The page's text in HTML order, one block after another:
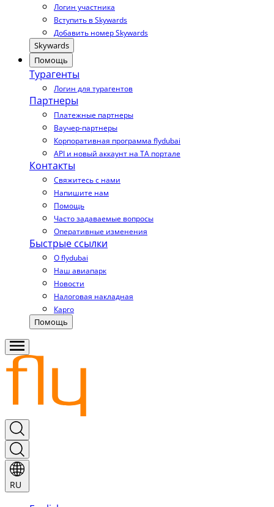
Логин участника
Вступить в Skywards
Добавить номер Skywards
Skywards
Помощь
Турагенты
Логин для турагентов
Партнеры
Платежные партнеры
Ваучер-партнеры
Корпоративная программа flydubai
API и новый аккаунт на TA портале
Контакты
Свяжитесь с нами
Напишите нам
Помощь
Часто задаваемые вопросы
Оперативные изменения
Быстрые ссылки
О flydubai
Наш авиапарк
Новости
Налоговая накладная
Карго
Помощь
RU